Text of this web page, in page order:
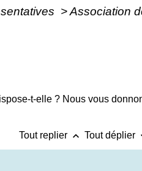
>Association
t-elle ? Nous vous
Tout replier keyboard_arrow_up Tout déplier